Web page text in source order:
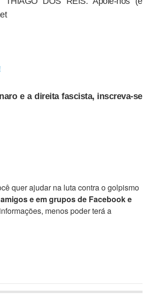
e a direita fascista, inscreva-se
quer ajudar na luta contra o golpismo
e em grupos de Facebook e
menos poder terá a